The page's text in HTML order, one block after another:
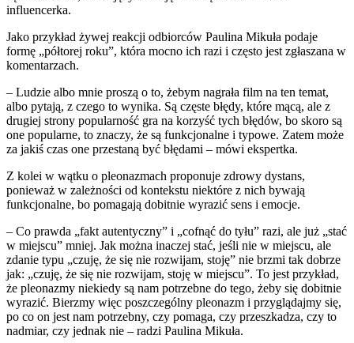
influencerka.
Jako przykład żywej reakcji odbiorców Paulina Mikuła podaje
formę „półtorej roku”, która mocno ich razi i często jest zgłaszana w
komentarzach.
– Ludzie albo mnie proszą o to, żebym nagrała film na ten temat,
albo pytają, z czego to wynika. Są częste błędy, które mącą, ale z
drugiej strony popularność gra na korzyść tych błędów, bo skoro są
one popularne, to znaczy, że są funkcjonalne i typowe. Zatem może
za jakiś czas one przestaną być błędami – mówi ekspertka.
Z kolei w wątku o pleonazmach proponuje zdrowy dystans,
ponieważ w zależności od kontekstu niektóre z nich bywają
funkcjonalne, bo pomagają dobitnie wyrazić sens i emocje.
– Co prawda „fakt autentyczny” i „cofnąć do tyłu” razi, ale już „stać
w miejscu” mniej. Jak można inaczej stać, jeśli nie w miejscu, ale
zdanie typu „czuję, że się nie rozwijam, stoję” nie brzmi tak dobrze
jak: „czuję, że się nie rozwijam, stoję w miejscu”. To jest przykład,
że pleonazmy niekiedy są nam potrzebne do tego, żeby się dobitnie
wyrazić. Bierzmy więc poszczególny pleonazm i przyglądajmy się,
po co on jest nam potrzebny, czy pomaga, czy przeszkadza, czy to
nadmiar, czy jednak nie – radzi Paulina Mikuła.